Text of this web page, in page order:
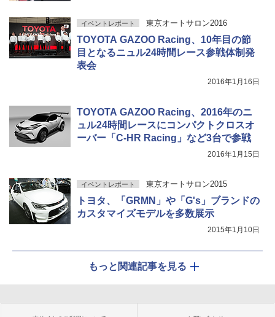
イベントレポート 東京オートサロン2016
TOYOTA GAZOO Racing、10年目の節
目となるニュル24時間レース参戦体制発
表会
2016年1月16日
TOYOTA GAZOO Racing、2016年のニ
ュル24時間レースにコンパクトクロスオ
ーバー「C-HR Racing」など3台で参戦
2016年1月15日
イベントレポート 東京オートサロン2015
トヨタ、「GRMN」や「G's」ブランドの
カスタマイズモデルを多数展示
2015年1月10日
もっと関連記事を見る